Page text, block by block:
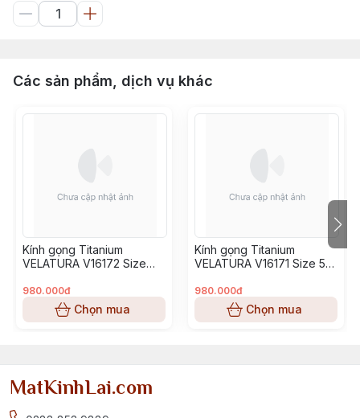
Các sản phẩm, dịch vụ khác
Kính gọng Titanium
VELATURA V16172 Size
980.000đ
Chọn mua
Kính gọng Titanium
VELATURA V16171 Size 53-
980.000đ
Chọn mua
MatKinhLai.com